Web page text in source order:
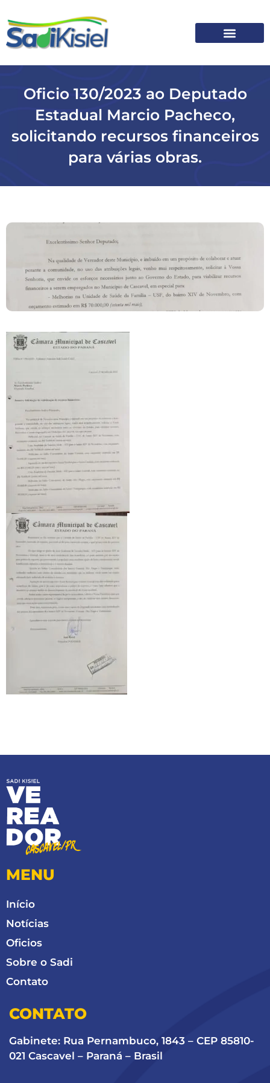
Oficio 130/2023 ao Deputado
Estadual Marcio Pacheco,
solicitando recursos financeiros
para várias obras.
MENU
Início
Notícias
Oficios
Sobre o Sadi
Contato
CONTATO
Gabinete: Rua Pernambuco, 1843 – CEP 85810-
021 Cascavel – Paraná – Brasil